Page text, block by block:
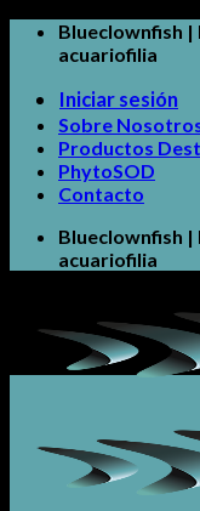
Skip
Blueclownfish
acuariofilia
Iniciar sesión
Sobre
Productos
PhytoSOD
Contacto
Blueclownfish
acuariofilia